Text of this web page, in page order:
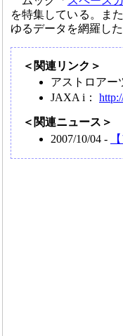
を特集している。ま
ゆるデータを網羅し
＜関連リンク＞
アストロアー
JAXA i：
＜関連ニュース＞
2007/10/04 -